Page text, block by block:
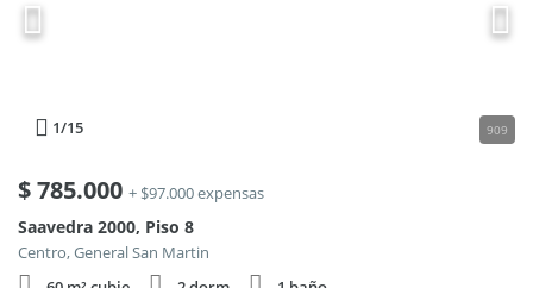
1/15 909
$785.000 + $97.000 expensas
Saavedra 2000, Piso 8
Centro, General San Martin